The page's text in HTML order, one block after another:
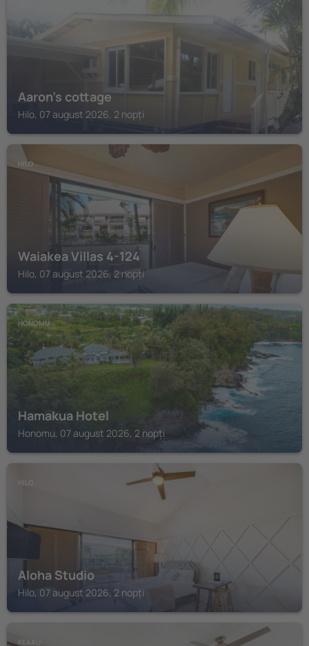
Aaron’s cottage
Hilo, 07 august 2026, 2 nopți
HILO
Waiakea Villas 4-124
Hilo, 07 august 2026, 2 nopți
HONOMU
Hamakua Hotel
Honomu, 07 august 2026, 2 nopți
HILO
Aloha Studio
Hilo, 07 august 2026, 2 nopți
KEAAU